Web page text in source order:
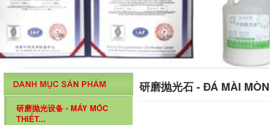
研磨抛光石 - ĐÁ MÀI
研磨抛光设备 - MÁY MÓC
THIẾT...